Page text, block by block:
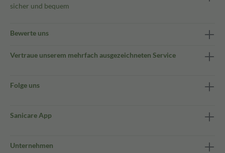
sicher und bequem
Bewerte uns
Vertraue unserem mehrfach ausgezeichneten Service
Folge uns
Sanicare App
Unternehmen